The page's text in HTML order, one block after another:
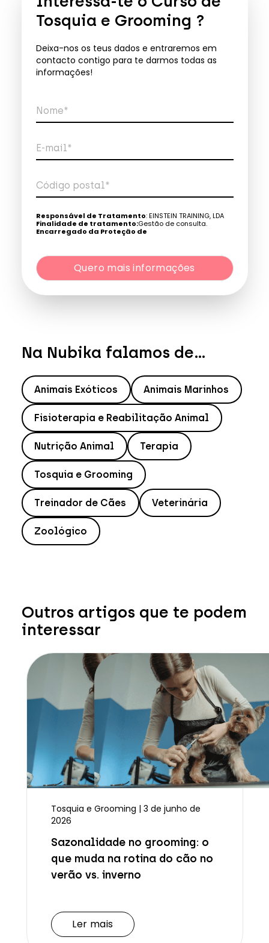
Tosquia e Grooming ?
Deixa-nos os teus dados e entraremos em
contacto contigo para te darmos todas as
informações!
Nome*
E-mail*
Telefone*
Código postal*
Responsável de Tratamento: EINSTEIN TRAINING, LDA
Finalidade de tratamento:Gestão de consulta.
Encarregado da Proteção de
por obrigação legal. / Direitos: aceder, retificar e excluir os
dados, bem como outros direitos, conforme o explicito na
Política de Privacidade.
Quero mais informações
Na Nubika falamos de...
Animais Exóticos Animais Marinhos
Fisioterapia e Reabilitação Animal
Nutrição Animal Terapia
Tosquia e Grooming
Treinador de Cães Veterinária
Zoológico
Outros artigos que te podem
interessar
Tosquia e Grooming | 3 de junho de
2026
Sazonalidade no grooming: o
que muda na rotina do cão no
verão vs. inverno
Ler mais